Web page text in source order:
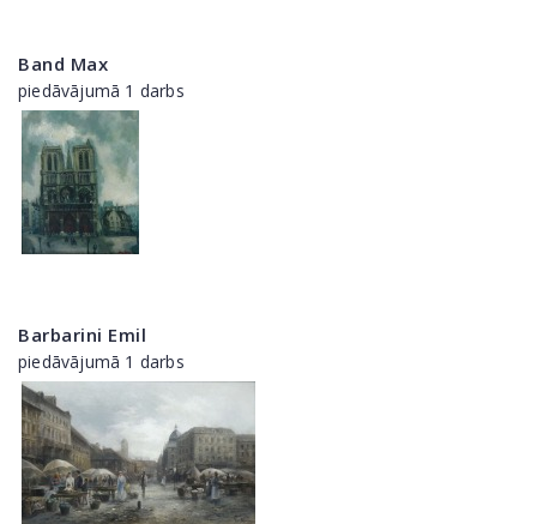
Band Max
piedāvājumā 1 darbs
Barbarini Emil
piedāvājumā 1 darbs